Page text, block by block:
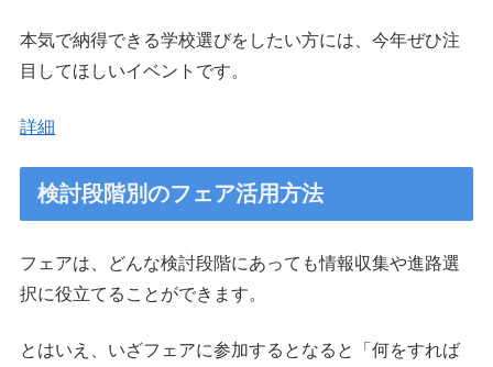
本気で納得できる学校選びをしたい方には、今年ぜひ注
目してほしいイベントです。
詳細
検討段階別のフェア活用方法
フェアは、どんな検討段階にあっても情報収集や進路選
択に役立てることができます。
とはいえ、いざフェアに参加するとなると「何をすれば